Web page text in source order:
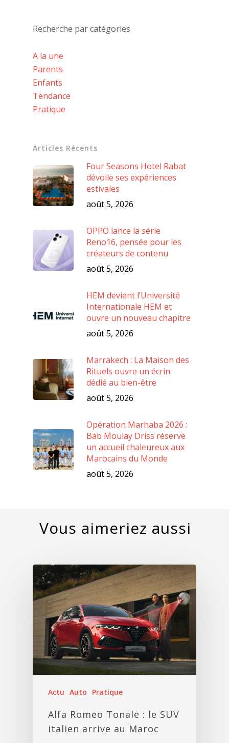
Recherche par catégories
A la une
Parents
Enfants
Tendance
Pratique
Articles Récents
Four Seasons Hotel Rabat
dévoile ses expériences
estivales
août 5, 2026
OPPO lance la série
Reno16, pensée pour les
créateurs de contenu
août 5, 2026
HEM devient l’Université
Internationale HEM et
ouvre un nouveau chapitre
août 5, 2026
Marrakech : La Maison des
Rituels ouvre un écrin
dédié au bien-être
août 5, 2026
Opération Marhaba 2026 :
Bab Moulay Driss réserve
un accueil chaleureux aux
Marocains du Monde
août 5, 2026
Actu Auto Pratique
Alfa Romeo Tonale : le SUV
italien arrive au Maroc